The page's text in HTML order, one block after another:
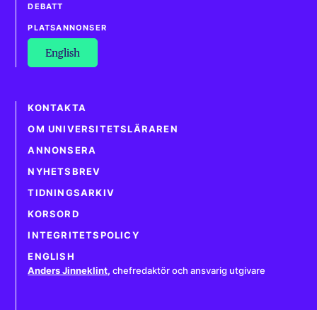
DEBATT
PLATSANNONSER
English
KONTAKTA
OM UNIVERSITETSLÄRAREN
ANNONSERA
NYHETSBREV
TIDNINGSARKIV
KORSORD
INTEGRITETSPOLICY
ENGLISH
Anders Jinneklint, chefredaktör och ansvarig utgivare